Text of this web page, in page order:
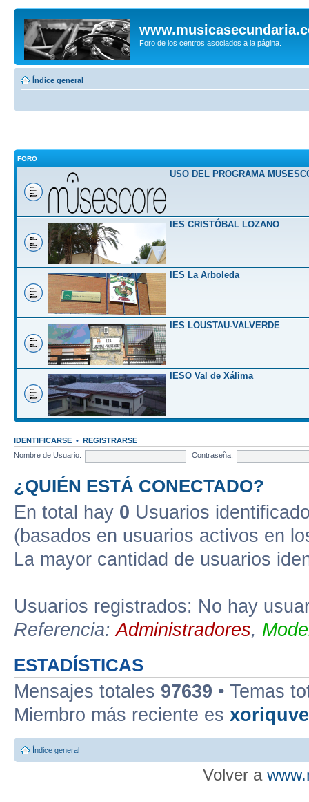
Foro de los centros asociados a la página.
Índice general
FORO
USO DEL PROGRAMA
IES CRISTÓBAL LOZANO
IES La Arboleda
IES LOUSTAU-VALVERDE
IESO Val de Xálima
IDENTIFICARSE • REGISTRARSE
Nombre de Usuario:
Contraseña:
¿QUIÉN ESTÁ CONECTADO?
En total hay 0 Usuarios
(basados en usuarios activos en
La mayor cantidad de usuarios
Usuarios registrados: No hay
Referencia:Administradores,
ESTADÍSTICAS
Mensajes totales 97639 • Temas
Miembro más reciente es
Índice general
Volver a